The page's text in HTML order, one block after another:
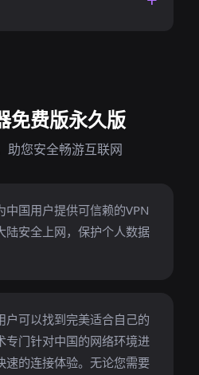
免费版永久版
助您安全畅游互联网
国用户提供可信赖的VPN
陆安全上网，保护个人数据
户可以找到完美适合自己的
专门针对中国的网络环境进
速的连接体验。无论您需要